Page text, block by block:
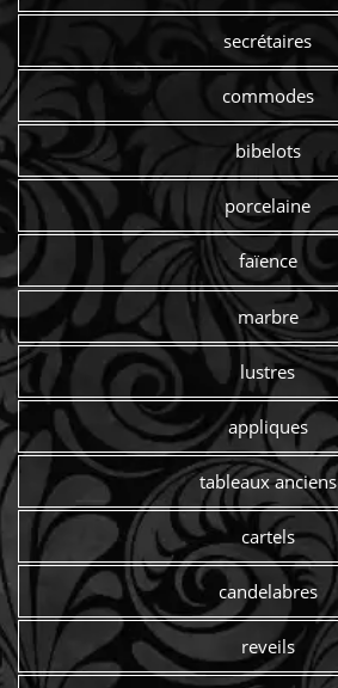
secrétaires
commodes
bibelots
porcelaine
faïence
marbre
lustres
appliques
tableaux anciens
cartels
candelabres
reveils